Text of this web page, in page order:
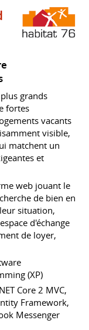
grands
fortes
vacants
visible,
matchent un
et
web jouant le
de bien en
situation,
d'échange
de loyer,
(XP)
Core 2 MVC,
Framework,
Messenger